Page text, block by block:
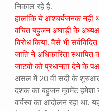
निकाल रहे हैं.
हालांकि ये आश्चर्यजनक नहीं
वंचित बहुजन अघाड़ी के
विरोध किया. वैसे भी
जाति ने अधिकारिता
जाटवों को प्रधानता देने के
असल में 20 वीं सदी के शुरुआत
दशक का बहुजन मूवमेंट हमेशा
वर्चस्व का आंदोलन रहा था.